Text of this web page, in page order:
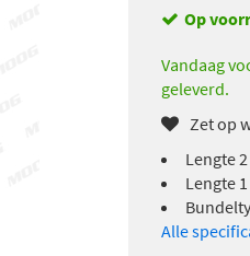
Op
Vandaag
geleverd.
Zet op
Lengte
Lengte
Alle